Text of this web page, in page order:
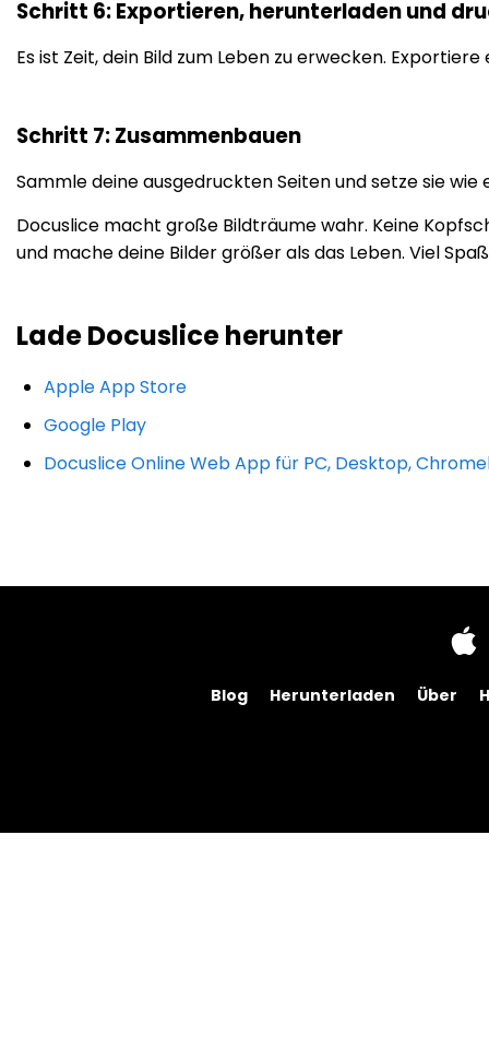
Schritt 6: Exportieren, herunterladen und
Es ist Zeit, dein Bild zum Leben zu erwecken.
Schritt 7: Zusammenbauen
Sammle deine ausgedruckten Seiten und setze sie
Docuslice macht große Bildträume wahr. Keine
und mache deine Bilder größer als das Leben. Viel
Lade Docuslice herunter
Apple App Store
Google Play
Docuslice Online Web App für PC, Desktop,
Blog Herunterladen Über